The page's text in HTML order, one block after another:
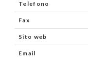
Telefono
Fax
Sito web
Email